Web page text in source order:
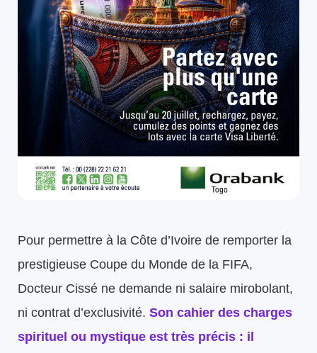
Pour permettre à la Côte d’Ivoire de remporter la
prestigieuse Coupe du Monde de la FIFA,
Docteur Cissé ne demande ni salaire mirobolant,
ni contrat d’exclusivité. Son cahier des charges
spirituel ou mystique est très précis : il